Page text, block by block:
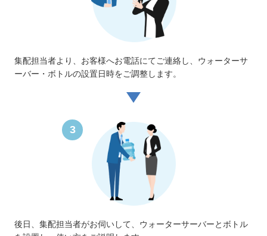
集配担当者より、お客様へお電話にてご連絡し、ウォーターサ
ーバー・ボトルの設置日時をご調整します。
3
後日、集配担当者がお伺いして、ウォーターサーバーとボトル